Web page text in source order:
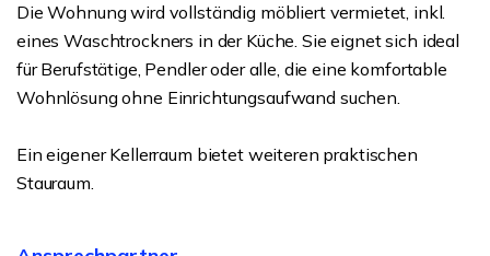
Die Wohnung wird vollständig möbliert vermietet, inkl.
eines Waschtrockners in der Küche. Sie eignet sich ideal
für Berufstätige, Pendler oder alle, die eine komfortable
Wohnlösung ohne Einrichtungsaufwand suchen.
Ein eigener Kellerraum bietet weiteren praktischen
Stauraum.